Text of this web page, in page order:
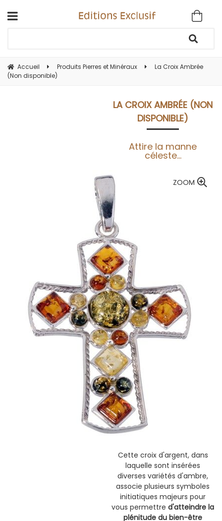
Accueil Produits Pierres et Minéraux
La Croix Ambrée
(Non disponible)
LA CROIX AMBRÉE (NON
DISPONIBLE)
Attire la manne
céleste...
ZOOM
Cette croix d'argent, dans
laquelle sont insérées
diverses variétés d'ambre,
associe plusieurs symboles
initiatiques majeurs pour
vous permettre d'atteindre la
plénitude du bien-être